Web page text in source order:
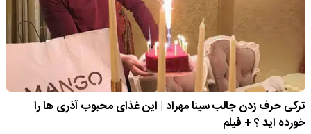
ترکی حرف زدن جالب سینا مهراد | این غذای محبوب آذری ها را
خورده اید ؟ + فیلم